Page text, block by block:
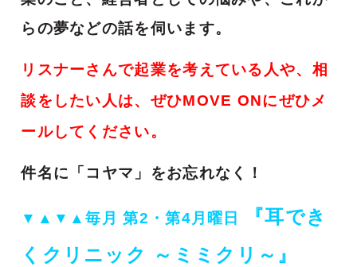
らの夢などの話を伺います。
リスナーさんで起業を考えている人や、相
談をしたい人は、ぜひMOVE ONにぜひメ
ールしてください。
件名に「コヤマ」をお忘れなく！
▼▲▼▲毎月 第2・第4月曜日
『耳でき
くクリニック ～ミミクリ～』